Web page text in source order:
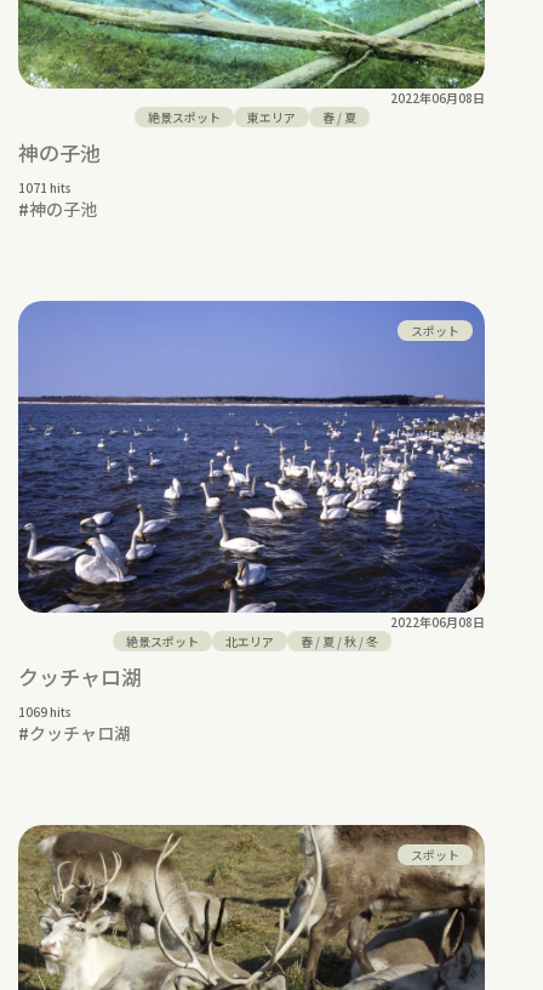
2022年06月08日
絶景スポット
東エリア 春/ 夏
神の子池
1071 hits
#神の子池
スポット
2022年06月08日
絶景スポット
北エリア 春/ 夏/秋/冬
クッチャロ湖
1069 hits
#クッチャロ湖
スポット